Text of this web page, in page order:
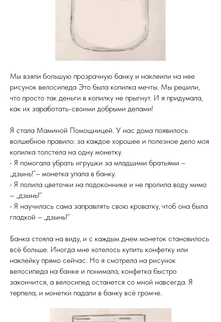
Мы взяли большую прозрачную банку и наклеили на нее
рисунок велосипеда Это была копилка мечты. Мы решили,
что просто так деньги в копилку не прыгнут. И я придумала,
как их заработать-своими добрыми делами!
Я стала Маминой Помощницей. У нас дома появилось
волшебное правило: за каждое хорошее и полезное дело моя
копилка толстела на одну монетку.
• Я помогала убрать игрушки за младшими братьями –
„дзынь!”– монетка упала в банку.
• Я полила цветочки на подоконнике и не пролила воду мимо
– „дзынь!“
• Я научилась сама заправлять свою кроватку, чтоб она была
гладкой – „дзынь!“
Банка стояла на виду, и с каждым днем монеток становилось
всё больше. Иногда мне хотелось купить конфетку или
наклейку прямо сейчас. Но я смотрела на рисунок
велосипеда на банке и понимала, конфетка быстро
закончится, а велосипед останется со мной навсегда. Я
терпела, и монетки падали в банку всё громче.